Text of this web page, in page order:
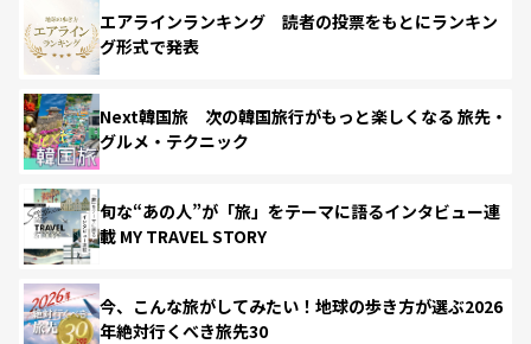
エアラインランキング 読者の投票をもとにランキン
グ形式で発表
Next韓国旅 次の韓国旅行がもっと楽しくなる 旅先・
グルメ・テクニック
旬な“あの人”が「旅」をテーマに語るインタビュー連
載 MY TRAVEL STORY
今、こんな旅がしてみたい！地球の歩き方が選ぶ2026
年絶対行くべき旅先30